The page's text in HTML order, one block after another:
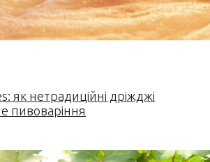
як нетрадиційні дріжджі
пивоваріння